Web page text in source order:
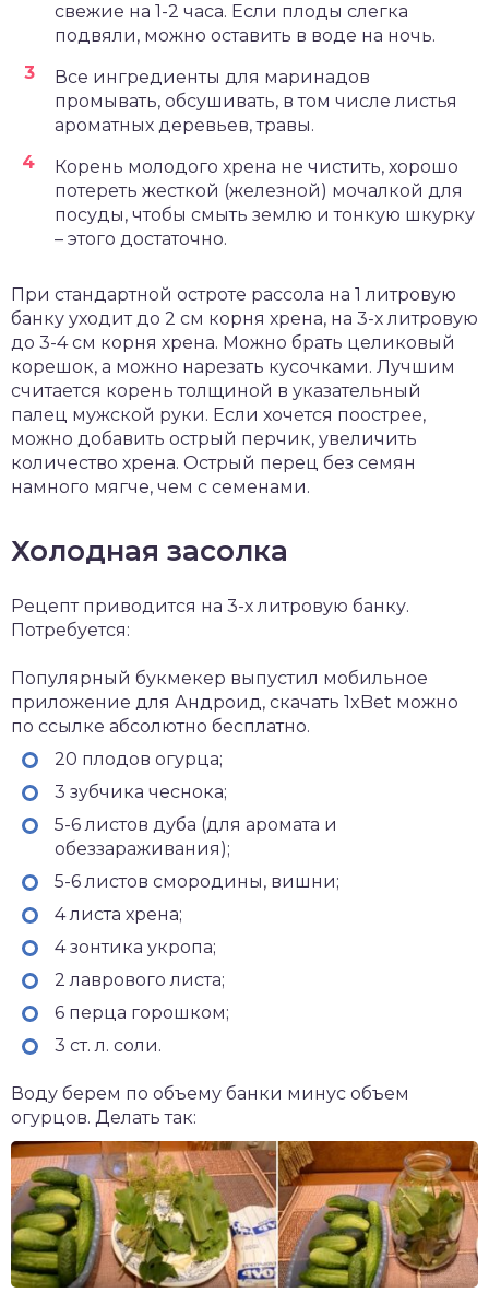
свежие на 1-2 часа. Если плоды слегка
подвяли, можно оставить в воде на ночь.
Все ингредиенты для маринадов
промывать, обсушивать, в том числе листья
ароматных деревьев, травы.
Корень молодого хрена не чистить, хорошо
потереть жесткой (железной) мочалкой для
посуды, чтобы смыть землю и тонкую шкурку
– этого достаточно.
При стандартной остроте рассола на 1 литровую
банку уходит до 2 см корня хрена, на 3-х литровую
до 3-4 см корня хрена. Можно брать целиковый
корешок, а можно нарезать кусочками. Лучшим
считается корень толщиной в указательный
палец мужской руки. Если хочется поострее,
можно добавить острый перчик, увеличить
количество хрена. Острый перец без семян
намного мягче, чем с семенами.
Холодная засолка
Рецепт приводится на 3-х литровую банку.
Потребуется:
Популярный букмекер выпустил мобильное
приложение для Андроид, скачать 1xBet можно
по ссылке абсолютно бесплатно.
20 плодов огурца;
3 зубчика чеснока;
5-6 листов дуба (для аромата и
обеззараживания);
5-6 листов смородины, вишни;
4 листа хрена;
4 зонтика укропа;
2 лаврового листа;
6 перца горошком;
3 ст. л. соли.
Воду берем по объему банки минус объем
огурцов. Делать так: